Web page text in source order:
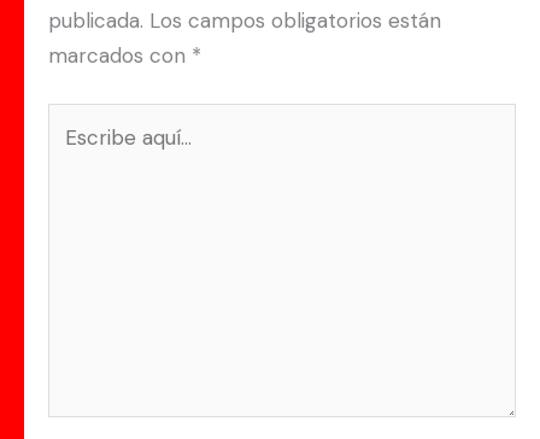
publicada. Los campos obligatorios están
marcados con *